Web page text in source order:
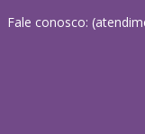
Fale conosco: